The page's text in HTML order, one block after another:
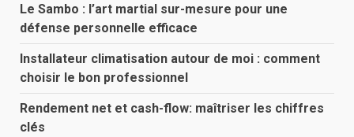
Le Sambo : l’art martial sur-mesure pour une
défense personnelle efficace
Installateur climatisation autour de moi : comment
choisir le bon professionnel
Rendement net et cash-flow: maîtriser les chiffres
clés